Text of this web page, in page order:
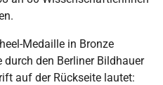
Medaille in Bronze
den Berliner Bildhauer
auf der Rückseite lautet: